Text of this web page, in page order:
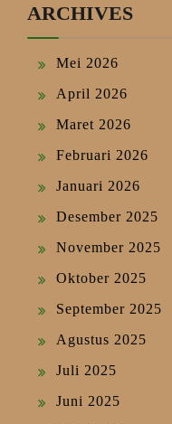
ARCHIVES
Mei 2026
April 2026
Maret 2026
Februari 2026
Januari 2026
Desember 2025
November 2025
Oktober 2025
September 2025
Agustus 2025
Juli 2025
Juni 2025